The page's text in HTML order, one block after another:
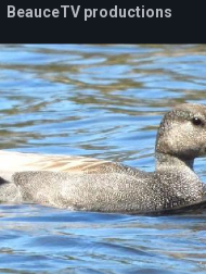
BeauceTV productions